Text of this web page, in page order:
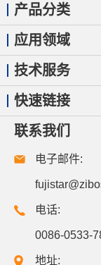
产品分类
应用领域
技术服务
快速链接
联系我们
电子邮件:
电话:
0086-0533-
地址: